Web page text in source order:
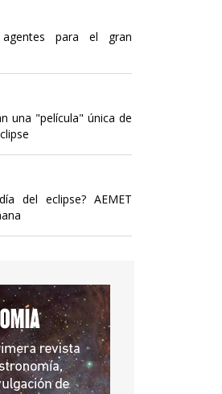
para el gran
una "película" única de
del eclipse? AEMET